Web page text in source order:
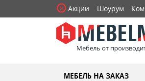
Акции Шоурум
Мебель от
МЕБЕЛЬ НА ЗАКАЗ